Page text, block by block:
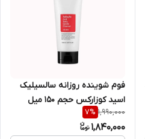
فوم شوینده روزانه سالسیلیک
اسید کوزارکس حجم ۱۵۰ میل
Salicylic Asid Daily Gentle
Cleanser Cosrx
1,990,000
7%
1,840,000